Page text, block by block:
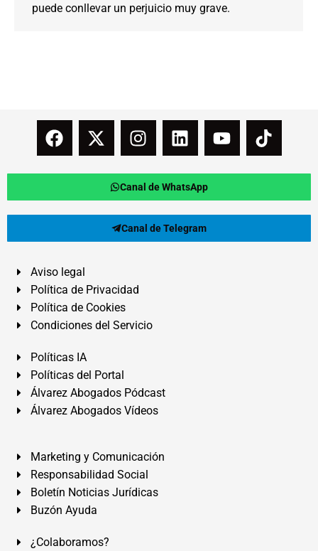
puede conllevar un perjuicio muy grave.
Canal de WhatsApp
Canal de Telegram
Aviso legal
Política de Privacidad
Política de Cookies
Condiciones del Servicio
Políticas IA
Políticas del Portal
Álvarez Abogados Pódcast
Álvarez Abogados Vídeos
Marketing y Comunicación
Responsabilidad Social
Boletín Noticias Jurídicas
Buzón Ayuda
¿Colaboramos?